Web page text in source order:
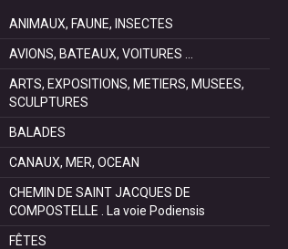
ANIMAUX, FAUNE, INSECTES
AVIONS, BATEAUX, VOITURES ...
ARTS, EXPOSITIONS, METIERS, MUSEES,
SCULPTURES
BALADES
CANAUX, MER, OCEAN
CHEMIN DE SAINT JACQUES DE
COMPOSTELLE . La voie Podiensis
FÊTES